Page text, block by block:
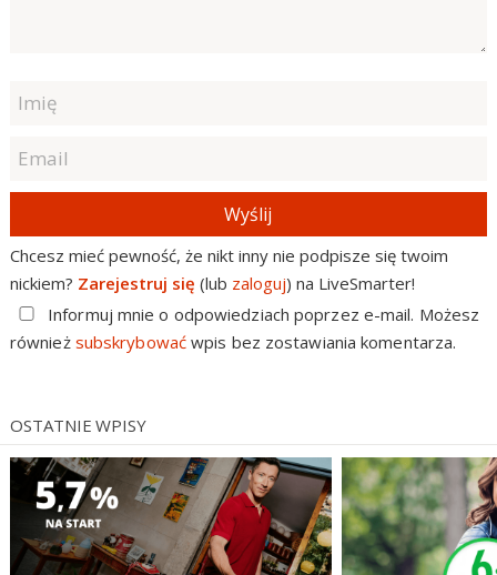
Wyślij
Chcesz mieć pewność, że nikt inny nie podpisze się twoim
nickiem? Zarejestruj się (lub zaloguj) na LiveSmarter!
Informuj mnie o odpowiedziach poprzez e-mail. Możesz
również subskrybowaćwpis bez zostawiania komentarza.
OSTATNIE WPISY